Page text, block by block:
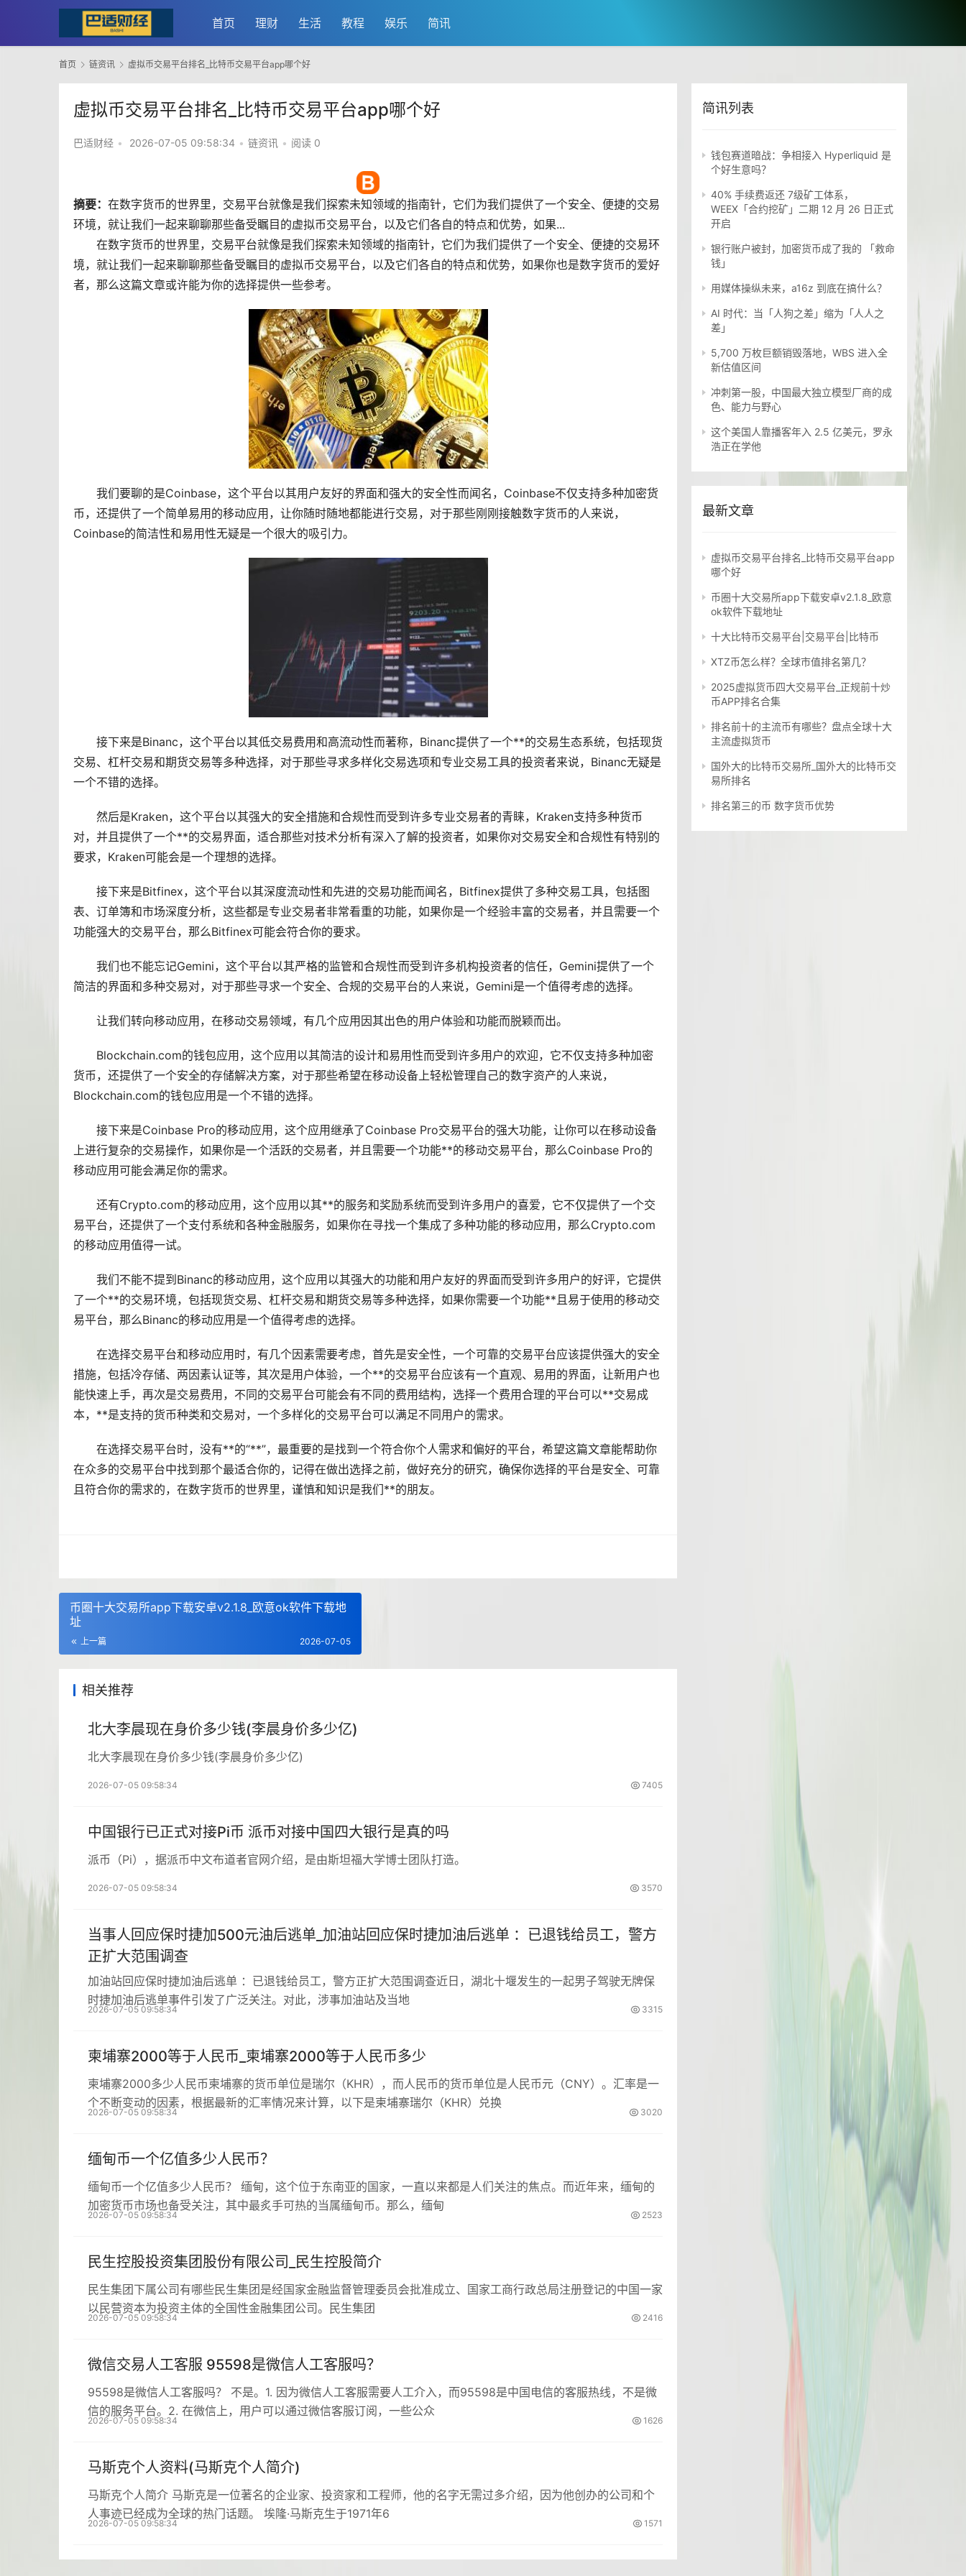
首页 理财 生活 教程 娱乐 简讯
首页 链资讯 虚拟币交易平台排名_比特币交易平台app哪个好
虚拟币交易平台排名_比特币交易平台app哪个好
巴适财经 • 2026-07-05 09:58:34 • 链资讯 • 阅读 0
摘要： 在数字货币的世界里，交易平台就像是我们探索未知领域的指南针，它们为我们提供了一个安全、便捷的交易
环境，就让我们一起来聊聊那些备受瞩目的虚拟币交易平台，以及它们各自的特点和优势，如果...
在数字货币的世界里，交易平台就像是我们探索未知领域的指南针，它们为我们提供了一个安全、便捷的交易环
境，就让我们一起来聊聊那些备受瞩目的虚拟币交易平台，以及它们各自的特点和优势，如果你也是数字货币的爱好
者，那么这篇文章或许能为你的选择提供一些参考。
我们要聊的是Coinbase，这个平台以其用户友好的界面和强大的安全性而闻名，Coinbase不仅支持多种加密货
币，还提供了一个简单易用的移动应用，让你随时随地都能进行交易，对于那些刚刚接触数字货币的人来说，
Coinbase的简洁性和易用性无疑是一个很大的吸引力。
接下来是Binanc，这个平台以其低交易费用和高流动性而著称，Binanc提供了一个**的交易生态系统，包括现货
交易、 杠杆交易和期货交易等多种选择，对于那些寻求多样化交易选项和专业交易工具的投资者来说，Binanc无疑是
一个不错的选择。
然后是Kraken，这个平台以其强大的安全措施和合规性而受到许多专业交易者的青睐，Kraken支持多种货币
对，并且提供了一个**的交易界面，适合那些对技术分析有深入了解的投资者，如果你对交易安全和合规性有特别的
要求，Kraken可能会是一个理想的选择。
接下来是Bitfinex，这个平台以其深度流动性和先进的交易功能而闻名，Bitfinex提供了多种交易工具，包括图
表、订单簿和市场深度分析，这些都是专业交易者非常看重的功能，如果你是一个经验丰富的交易者，并且需要一个
功能强大的交易平台，那么Bitfinex可能会符合你的要求。
我们也不能忘记Gemini，这个平台以其严格的监管和合规性而受到许多机构投资者的信任，Gemini提供了一个
简洁的界面和多种交易对，对于那些寻求一个安全、合规的交易平台的人来说，Gemini是一个值得考虑的选择。
让我们转向移动应用，在移动交易领域，有几个应用因其出色的用户体验和功能而脱颖而出。
Blockchain.com的钱包应用，这个应用以其简洁的设计和易用性而受到许多用户的欢迎，它不仅支持多种加密
货币，还提供了一个安全的存储解决方案，对于那些希望在移动设备上轻松管理自己的数字资产的人来说，
Blockchain.com的钱包应用是一个不错的选择。
接下来是Coinbase Pro的移动应用，这个应用继承了Coinbase Pro交易平台的强大功能，让你可以在移动设备
上进行复杂的交易操作，如果你是一个活跃的交易者，并且需要一个功能**的移动交易平台，那么Coinbase Pro的
移动应用可能会满足你的需求。
还有Crypto.com的移动应用，这个应用以其**的服务和奖励系统而受到许多用户的喜爱，它不仅提供了一个交
易平台，还提供了一个支付系统和各种金融服务，如果你在寻找一个集成了多种功能的移动应用，那么Crypto.com
的移动应用值得一试。
我们不能不提到Binanc的移动应用，这个应用以其强大的功能和用户友好的界面而受到许多用户的好评，它提供
了一个**的交易环境，包括现货交易、杠杆交易和期货交易等多种选择，如果你需要一个功能**且易于使用的移动交
易平台，那么Binanc的移动应用是一个值得考虑的选择。
在选择交易平台和移动应用时，有几个因素需要考虑，首先是安全性，一个可靠的交易平台应该提供强大的安全
措施，包括冷存储、两因素认证等，其次是用户体验，一个**的交易平台应该有一个直观、易用的界面，让新用户也
能快速上手，再次是交易费用，不同的交易平台可能会有不同的费用结构，选择一个费用合理的平台可以**交易成
本，**是支持的货币种类和交易对，一个多样化的交易平台可以满足不同用户的需求。
在选择交易平台时，没有**的“**”，最重要的是找到一个符合你个人需求和偏好的平台，希望这篇文章能帮助你
在众多的交易平台中找到那个最适合你的，记得在做出选择之前，做好充分的研究，确保你选择的平台是安全、可靠
且符合你的需求的，在数字货币的世界里，谨慎和知识是我们**的朋友。
币圈十大交易所app下载安卓v2.1.8_欧意ok软件下载地
址
上一篇 2026-07-05
相关推荐
北大李晨现在身价多少钱(李晨身价多少亿)
北大李晨现在身价多少钱(李晨身价多少亿)
2026-07-05 09:58:34 7405
中国银行已正式对接Pi币 派币对接中国四大银行是真的吗
派币（Pi），据派币中文布道者官网介绍，是由斯坦福大学博士团队打造。
2026-07-05 09:58:34 3570
当事人回应保时捷加500元油后逃单_加油站回应保时捷加油后逃单 ：已退钱给员工，警方
正扩大范围调查
加油站回应保时捷加油后逃单 ：已退钱给员工，警方正扩大范围调查近日，湖北十堰发生的一起男子驾驶无牌保
时捷加油后逃单事件引发了广泛关注。对此，涉事加油站及当地
2026-07-05 09:58:34 3315
柬埔寨2000等于人民币_柬埔寨2000等于人民币多少
柬埔寨2000多少人民币柬埔寨的货币单位是瑞尔（KHR），而人民币的货币单位是人民币元（CNY）。汇率是一
个不断变动的因素，根据最新的汇率情况来计算，以下是柬埔寨瑞尔（KHR）兑换
2026-07-05 09:58:34 3020
缅甸币一个亿值多少人民币？
缅甸币一个亿值多少人民币？ 缅甸，这个位于东南亚的国家，一直以来都是人们关注的焦点。而近年来，缅甸的
加密货币市场也备受关注，其中最炙手可热的当属缅甸币。那么，缅甸
2026-07-05 09:58:34 2523
民生控股投资集团股份有限公司_民生控股简介
民生集团下属公司有哪些民生集团是经国家金融监督管理委员会批准成立、国家工商行政总局注册登记的中国一家
以民营资本为投资主体的全国性金融集团公司。民生集团
2026-07-05 09:58:34 2416
微信交易人工客服 95598是微信人工客服吗？
95598是微信人工客服吗？ 不是。1. 因为微信人工客服需要人工介入，而95598是中国电信的客服热线，不是微
信的服务平台。2. 在微信上，用户可以通过微信客服订阅，一些公众
2026-07-05 09:58:34 1626
马斯克个人资料(马斯克个人简介)
马斯克个人简介 马斯克是一位著名的企业家、投资家和工程师，他的名字无需过多介绍，因为他创办的公司和个
人事迹已经成为全球的热门话题。 埃隆·马斯克生于1971年6
2026-07-05 09:58:34 1571
简讯列表
钱包赛道暗战：争相接入 Hyperliquid 是
个好生意吗？
40% 手续费返还 7级矿工体系，
WEEX「合约挖矿」二期 12 月 26 日正式
开启
银行账户被封，加密货币成了我的 「救命
钱」
用媒体操纵未来，a16z 到底在搞什么？
AI 时代：当「人狗之差」缩为「人人之
差」
5,700 万枚巨额销毁落地，WBS 进入全
新估值区间
冲刺第一股，中国最大独立模型厂商的成
色、能力与野心
这个美国人靠播客年入 2.5 亿美元，罗永
浩正在学他
最新文章
虚拟币交易平台排名_比特币交易平台app
哪个好
币圈十大交易所app下载安卓v2.1.8_欧意
ok软件下载地址
十大比特币交易平台|交易平台|比特币
XTZ币怎么样？全球市值排名第几？
2025虚拟货币四大交易平台_正规前十炒
币APP排名合集
排名前十的主流币有哪些？盘点全球十大
主流虚拟货币
国外大的比特币交易所_国外大的比特币交
易所排名
排名第三的币 数字货币优势